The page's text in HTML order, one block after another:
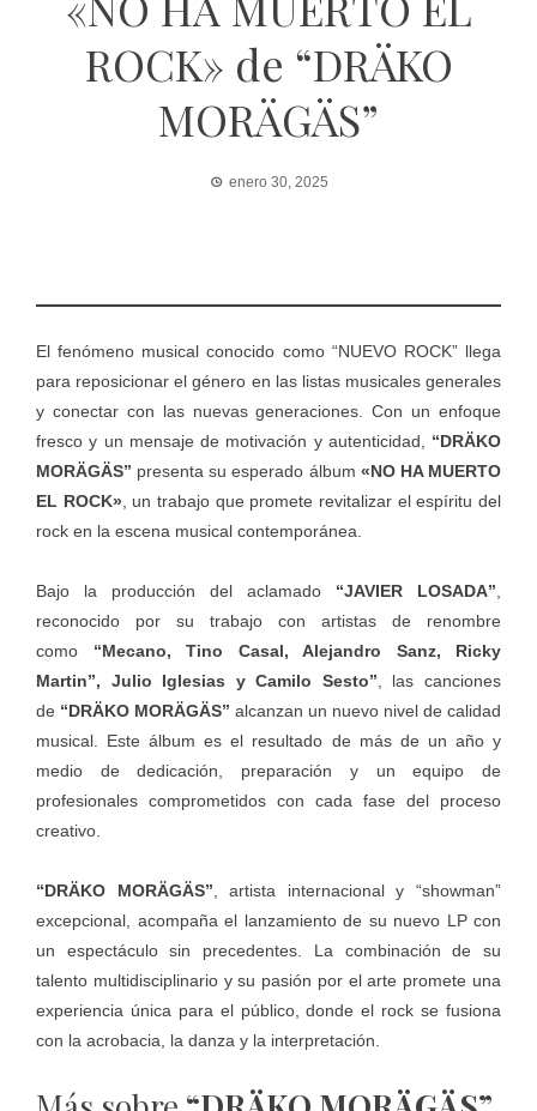
ROCK» de “DRÄKO
MORÄGÄS”
enero 30, 2025
El fenómeno musical conocido como “NUEVO ROCK” llega
para reposicionar el género en las listas musicales generales
y conectar con las nuevas generaciones. Con un enfoque
fresco y un mensaje de motivación y autenticidad, “DRÄKO
MORÄGÄS” presenta su esperado álbum «NO HA MUERTO
EL ROCK», un trabajo que promete revitalizar el espíritu del
rock en la escena musical contemporánea.
Bajo la producción del aclamado “JAVIER LOSADA”,
reconocido por su trabajo con artistas de renombre
como “Mecano, Tino Casal, Alejandro Sanz, Ricky
Martin”, Julio Iglesias y Camilo Sesto”, las canciones
de “DRÄKO MORÄGÄS” alcanzan un nuevo nivel de calidad
musical. Este álbum es el resultado de más de un año y
medio de dedicación, preparación y un equipo de
profesionales comprometidos con cada fase del proceso
creativo.
“DRÄKO MORÄGÄS”, artista internacional y “showman”
excepcional, acompaña el lanzamiento de su nuevo LP con
un espectáculo sin precedentes. La combinación de su
talento multidisciplinario y su pasión por el arte promete una
experiencia única para el público, donde el rock se fusiona
con la acrobacia, la danza y la interpretación.